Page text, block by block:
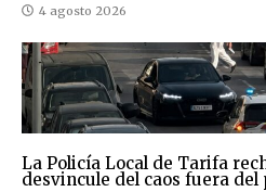
4 agosto 2026
La Policía Local de Tarifa
desvincule del caos fuera del